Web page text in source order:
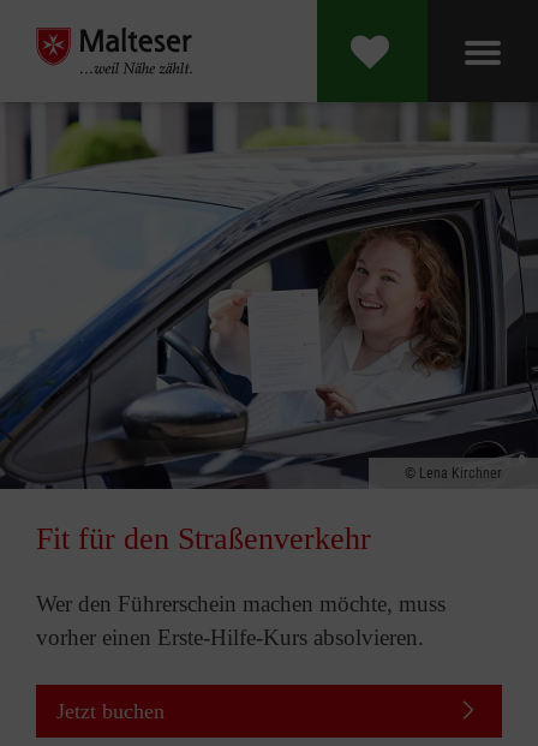
Lena Kirchner
Fit für den Straßenverkehr
Wer den Führerschein machen möchte, muss
vorher einen Erste-Hilfe-Kurs absolvieren.
Jetzt buchen